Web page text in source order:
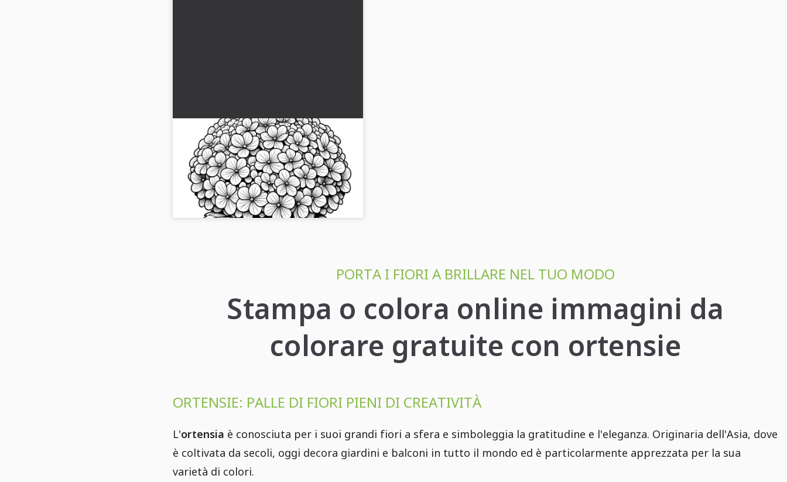
Fiori di ortensia: Disegno da colorare
realistico (gratuito)
Vivi la bellezza dei fiori di ortensia nel nostro
disegno da colorare realistico. Scaricalo
gratuitamente. Provalo subito!...
PORTA I FIORI A BRILLARE NEL TUO MODO
Stampa o colora online immagini da
colorare gratuite con ortensie
ORTENSIE: PALLE DI FIORI PIENI DI CREATIVITÀ
L'ortensia è conosciuta per i suoi grandi fiori a sfera e simboleggia la gratitudine e l'eleganza. Originaria dell'Asia, dove
è coltivata da secoli, oggi decora giardini e balconi in tutto il mondo ed è particolarmente apprezzata per la sua
varietà di colori.